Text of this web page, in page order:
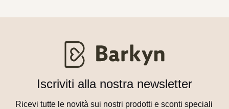
Iscriviti alla nostra newsletter
Ricevi tutte le novità sui nostri prodotti e sconti speciali